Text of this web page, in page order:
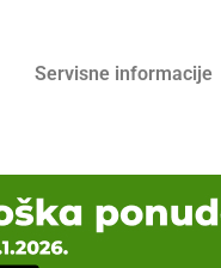
Servisne informacije